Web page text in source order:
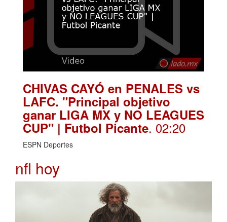
CHIVAS CAYÓ en PENALES vs
LAFC. "Principal objetivo
ganar LIGA MX y NO LEAGUES
CUP" | Futbol Picante. 02:20
ESPN Deportes
nfl hoy